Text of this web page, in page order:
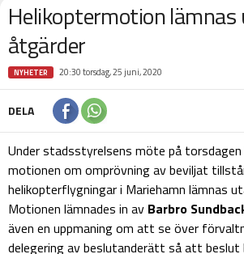
Helikoptermotion
åtgärder
NYHETER 20:30 torsdag, 25 juni, 2020
DELA
Under stadsstyrelsens möte på
motionen om omprövning av beviljat
helikopterflygningar i Mariehamn lämnas
Motionen lämnades in av Barbro
även en uppmaning om att se över
delegering av beslutanderätt så att